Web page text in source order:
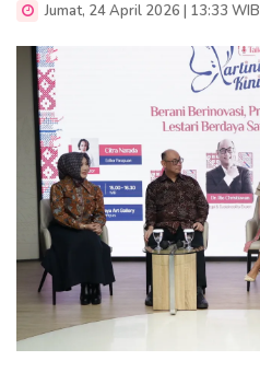
Jumat, 24 April 2026 | 13:33 WIB